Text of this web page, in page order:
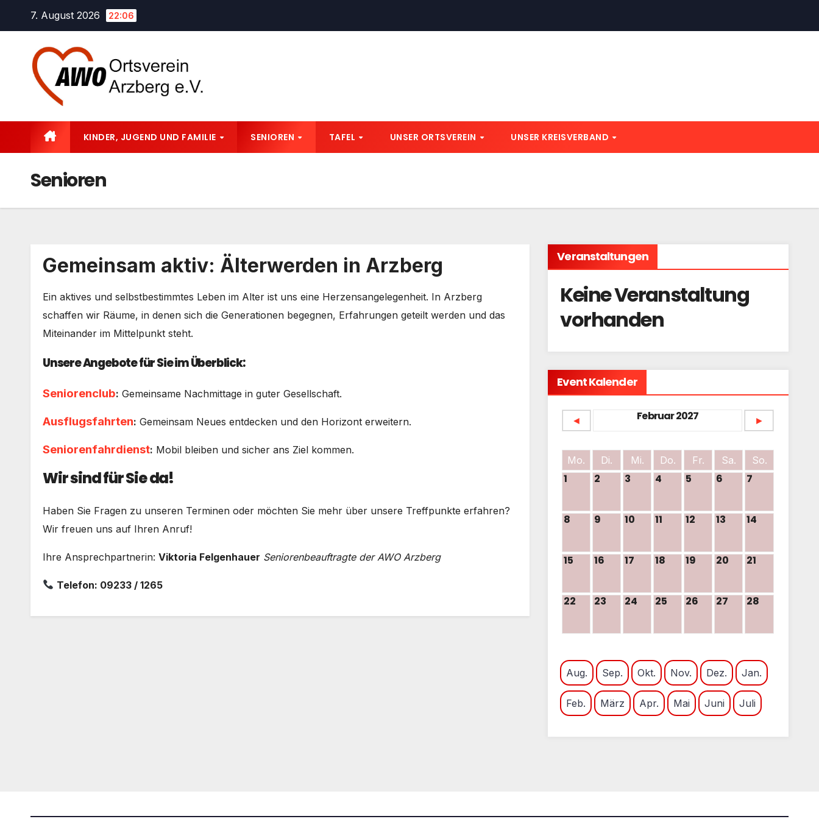
7. August 2026 22:06
KINDER, JUGEND UND FAMILIE SENIOREN TAFEL UNSER ORTSVEREIN UNSER KREISVERBAND
Senioren
Gemeinsam aktiv: Älterwerden in Arzberg
Ein aktives und selbstbestimmtes Leben im Alter ist uns eine Herzensangelegenheit. In Arzberg
schaffen wir Räume, in denen sich die Generationen begegnen, Erfahrungen geteilt werden und das
Miteinander im Mittelpunkt steht.
Unsere Angebote für Sie im Überblick:
Seniorenclub: Gemeinsame Nachmittage in guter Gesellschaft.
Ausflugsfahrten: Gemeinsam Neues entdecken und den Horizont erweitern.
Seniorenfahrdienst: Mobil bleiben und sicher ans Ziel kommen.
Wir sind für Sie da!
Haben Sie Fragen zu unseren Terminen oder möchten Sie mehr über unsere Treffpunkte erfahren?
Wir freuen uns auf Ihren Anruf!
Ihre Ansprechpartnerin: Viktoria Felgenhauer Seniorenbeauftragte der AWO Arzberg
Telefon: 09233 / 1265
Veranstaltungen
Keine Veranstaltung
vorhanden
Event Kalender
◄ Februar 2027 ►
Mo. Di. Mi. Do. Fr. Sa. So.
1 2 3 4 5 6 7
8 9 10 11 12 13 14
15 16 17 18 19 20 21
22 23 24 25 26 27 28
Aug. Sep. Okt. Nov. Dez. Jan.
Feb. März Apr. Mai Juni Juli